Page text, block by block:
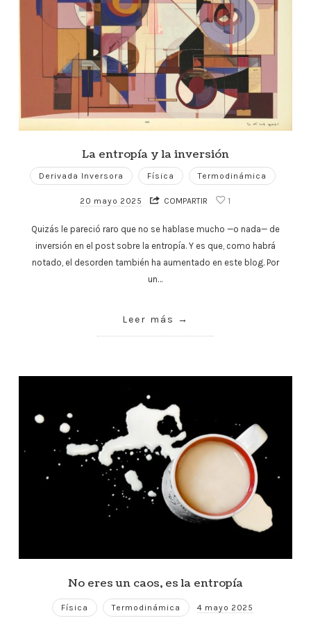
La entropía y la inversión
Derivada Inversora Física Termodinámica
20 mayo 2025 COMPARTIR 1
Quizás le pareció raro que no se hablase mucho —o nada— de
inversión en el post sobre la entropía. Y es que, como habrá
notado, el desorden también ha aumentado en este blog. Por
un…
Leer más
No eres un caos, es la entropía
Física Termodinámica 4 mayo 2025